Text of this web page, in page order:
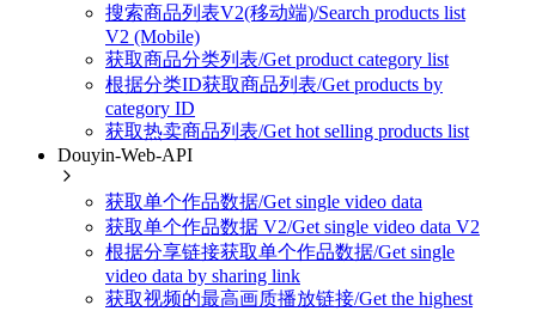
搜索商品列表V2(移动端)/Search products list
V2 (Mobile)
获取商品分类列表/Get product category list
根据分类ID获取商品列表/Get products by
category ID
获取热卖商品列表/Get hot selling products list
Douyin-Web-API
获取单个作品数据/Get single video data
获取单个作品数据 V2/Get single video data V2
根据分享链接获取单个作品数据/Get single
video data by sharing link
获取视频的最高画质播放链接/Get the highest